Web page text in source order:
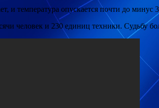
и температура опускается почти до минус
человек и 230 единиц техники. Судьбу